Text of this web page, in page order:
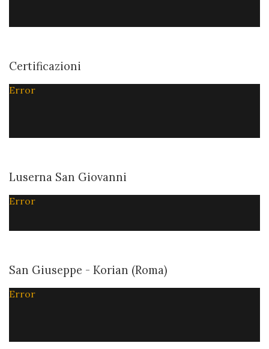
Certificazioni
Error
Luserna San Giovanni
Error
San Giuseppe - Korian (Roma)
Error